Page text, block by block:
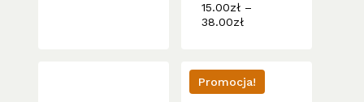
15.00zł –
38.00złZakres
do
38.00zł
Promocja!